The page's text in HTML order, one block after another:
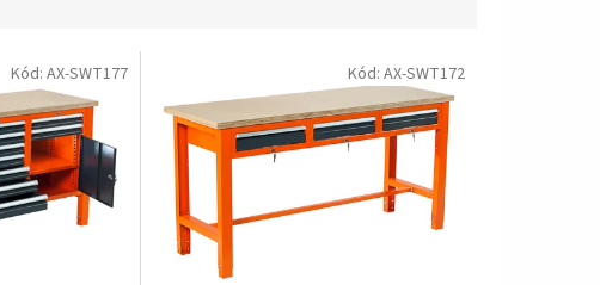
Kód: AX-SWT177 Kód: AX-SWT172